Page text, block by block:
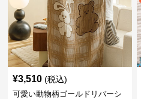
¥3,510 (税込)
可愛い動物柄ゴールドリバーシ